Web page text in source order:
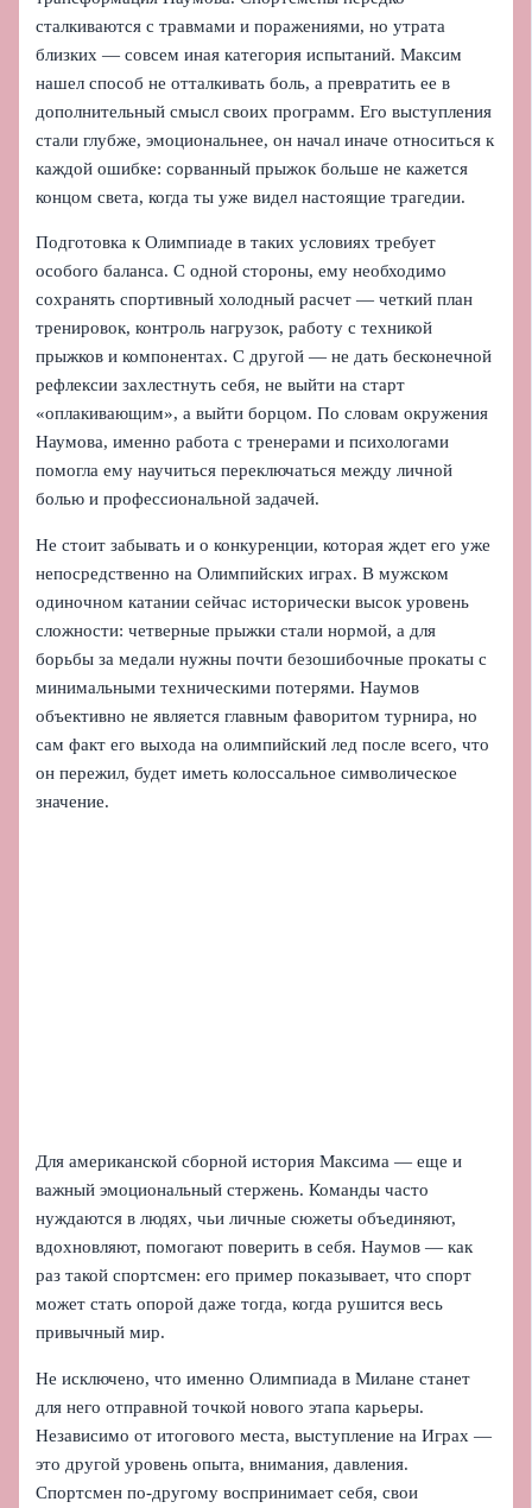
сталкиваются с травмами и поражениями, но утрата
близких — совсем иная категория испытаний. Максим
нашел способ не отталкивать боль, а превратить ее в
дополнительный смысл своих программ. Его выступления
стали глубже, эмоциональнее, он начал иначе относиться к
каждой ошибке: сорванный прыжок больше не кажется
концом света, когда ты уже видел настоящие трагедии.
Подготовка к Олимпиаде в таких условиях требует
особого баланса. С одной стороны, ему необходимо
сохранять спортивный холодный расчет — четкий план
тренировок, контроль нагрузок, работу с техникой
прыжков и компонентах. С другой — не дать бесконечной
рефлексии захлестнуть себя, не выйти на старт
«оплакивающим», а выйти борцом. По словам окружения
Наумова, именно работа с тренерами и психологами
помогла ему научиться переключаться между личной
болью и профессиональной задачей.
Не стоит забывать и о конкуренции, которая ждет его уже
непосредственно на Олимпийских играх. В мужском
одиночном катании сейчас исторически высок уровень
сложности: четверные прыжки стали нормой, а для
борьбы за медали нужны почти безошибочные прокаты с
минимальными техническими потерями. Наумов
объективно не является главным фаворитом турнира, но
сам факт его выхода на олимпийский лед после всего, что
он пережил, будет иметь колоссальное символическое
значение.
Для американской сборной история Максима — еще и
важный эмоциональный стержень. Команды часто
нуждаются в людях, чьи личные сюжеты объединяют,
вдохновляют, помогают поверить в себя. Наумов — как
раз такой спортсмен: его пример показывает, что спорт
может стать опорой даже тогда, когда рушится весь
привычный мир.
Не исключено, что именно Олимпиада в Милане станет
для него отправной точкой нового этапа карьеры.
Независимо от итогового места, выступление на Играх —
это другой уровень опыта, внимания, давления.
Спортсмен по-другому воспринимает себя, свои